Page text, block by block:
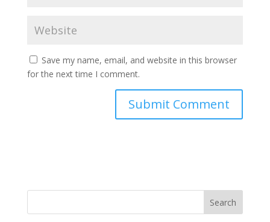
Save my name, email, and website in this browser
for the next time I comment.
Search